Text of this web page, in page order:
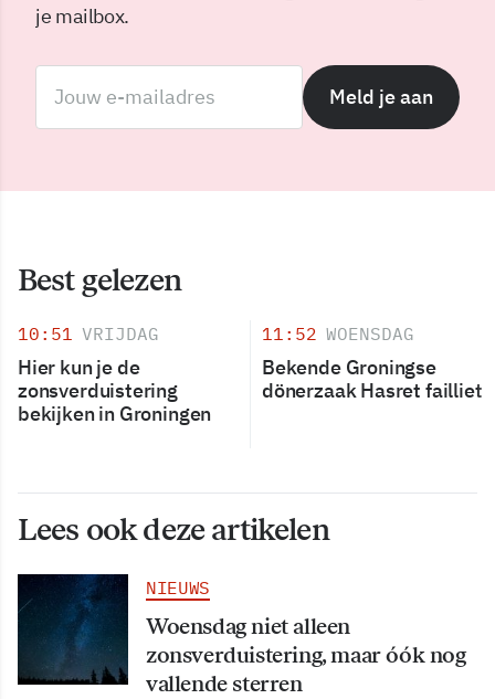
je mailbox.
Meld je aan
Best gelezen
10:51 VRIJDAG
Hier kun je de
zonsverduistering
bekijken in Groningen
11:52 WOENSDAG
Bekende Groningse
dönerzaak Hasret failliet
Lees ook deze artikelen
NIEUWS
Woensdag niet alleen
zonsverduistering, maar óók nog
vallende sterren